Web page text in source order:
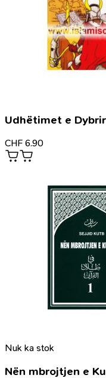
Udhëtimet e
CHF 6.90
Nuk ka stok
Nën mbrojtjen e